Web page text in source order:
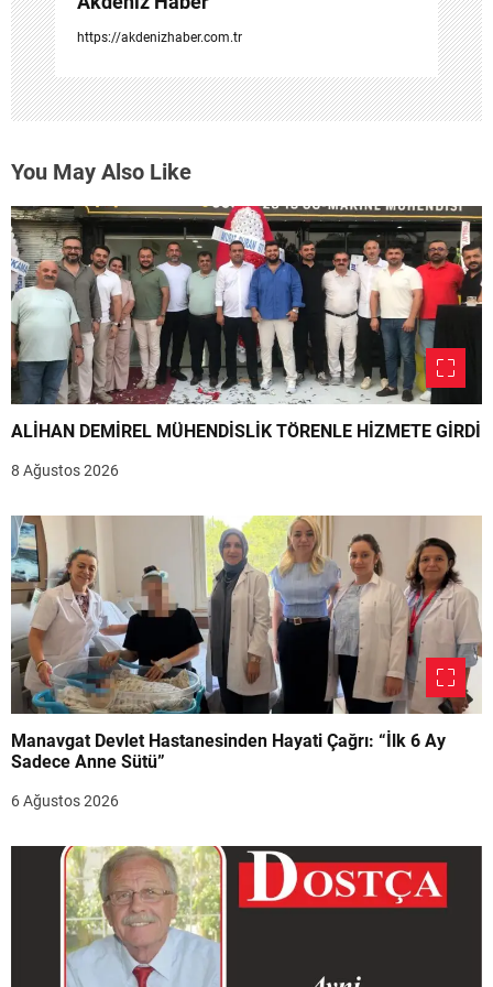
https://akdenizhaber.com.tr
You May Also Like
ALİHAN DEMİREL MÜHENDİSLİK TÖRENLE HİZMETE GİRDİ
8 Ağustos 2026
Manavgat Devlet Hastanesinden Hayati Çağrı: “İlk 6 Ay
Sadece Anne Sütü”
6 Ağustos 2026